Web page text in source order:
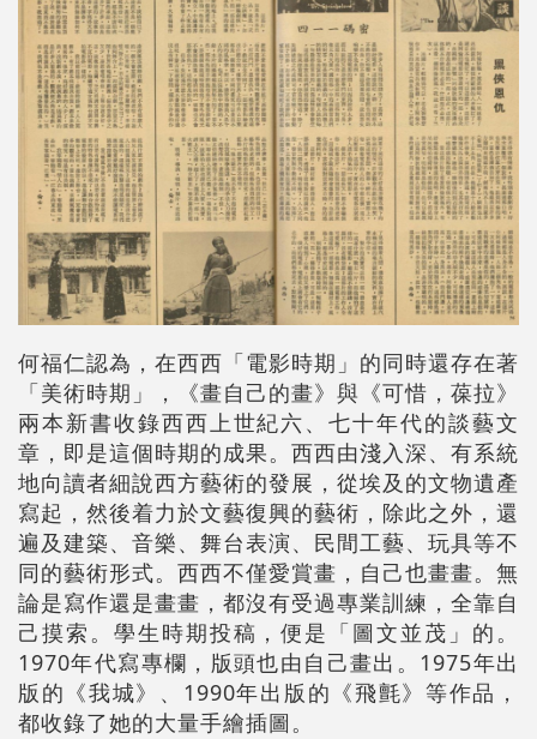
何福仁認為，在西西「電影時期」的同時還存在著
「美術時期」，《畫自己的畫》與《可惜，葆拉》
兩本新書收錄西西上世紀六、七十年代的談藝文
章，即是這個時期的成果。西西由淺入深、有系統
地向讀者細說西方藝術的發展，從埃及的文物遺產
寫起，然後着力於文藝復興的藝術，除此之外，還
遍及建築、音樂、舞台表演、民間工藝、玩具等不
同的藝術形式。西西不僅愛賞畫，自己也畫畫。無
論是寫作還是畫畫，都沒有受過專業訓練，全靠自
己摸索。學生時期投稿，便是「圖文並茂」的。
1970年代寫專欄，版頭也由自己畫出。1975年出
版的《我城》、1990年出版的《飛氈》等作品，
都收錄了她的大量手繪插圖。